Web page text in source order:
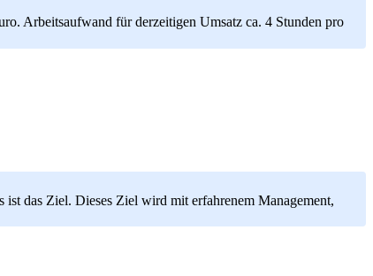
Arbeitsaufwand für derzeitigen Umsatz ca. 4 Stunden pro
das Ziel. Dieses Ziel wird mit erfahrenem Management,